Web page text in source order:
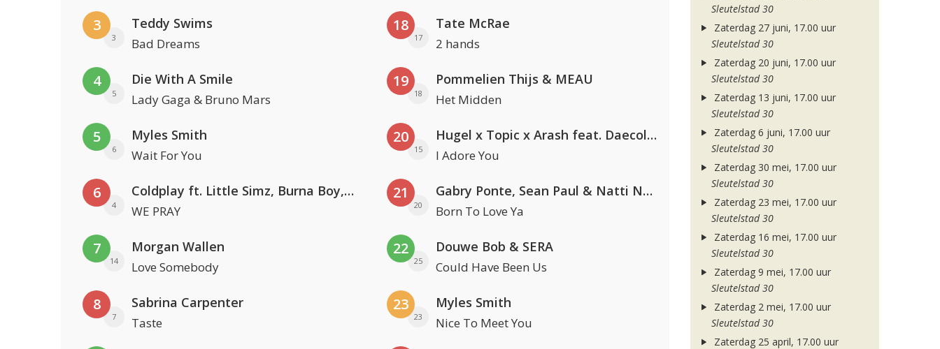
3
3
Teddy Swims
Bad Dreams
4
5
Die With A Smile
Lady Gaga & Bruno Mars
5
6
Myles Smith
Wait For You
6
4
Coldplay ft. Little Simz, Burna Boy, Elyanna & Tini
WE PRAY
7
14
Morgan Wallen
Love Somebody
8
7
Sabrina Carpenter
Taste
18
17
Tate McRae
2 hands
19
18
Pommelien Thijs & MEAU
Het Midden
20
15
Hugel x Topic x Arash feat. Daecolm
I Adore You
21
20
Gabry Ponte, Sean Paul & Natti Natasha
Born To Love Ya
22
25
Douwe Bob & SERA
Could Have Been Us
23
23
Myles Smith
Nice To Meet You
Sleutelstad 30
Zaterdag 27 juni, 17.00 uur
Sleutelstad 30
Zaterdag 20 juni, 17.00 uur
Sleutelstad 30
Zaterdag 13 juni, 17.00 uur
Sleutelstad 30
Zaterdag 6 juni, 17.00 uur
Sleutelstad 30
Zaterdag 30 mei, 17.00 uur
Sleutelstad 30
Zaterdag 23 mei, 17.00 uur
Sleutelstad 30
Zaterdag 16 mei, 17.00 uur
Sleutelstad 30
Zaterdag 9 mei, 17.00 uur
Sleutelstad 30
Zaterdag 2 mei, 17.00 uur
Sleutelstad 30
Zaterdag 25 april, 17.00 uur